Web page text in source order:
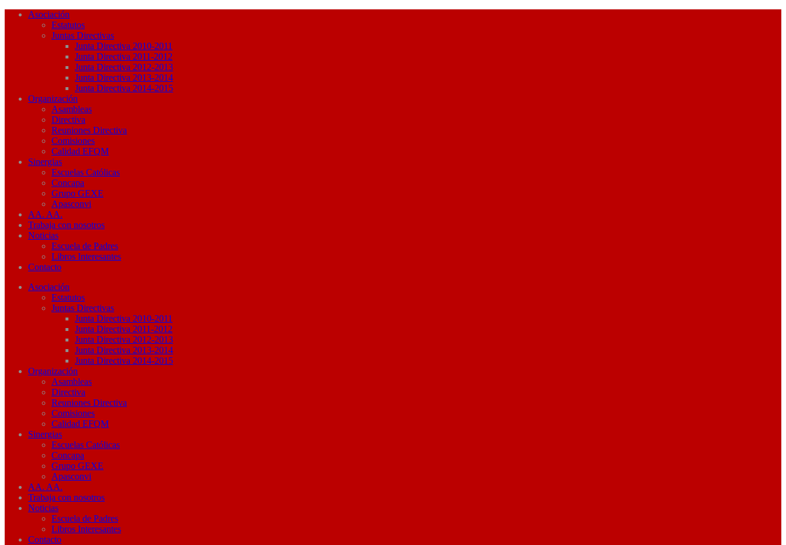
Asociación
Estatutos
Juntas Directivas
Junta Directiva 2010-2011
Junta Directiva 2011-2012
Junta Directiva 2012-2013
Junta Directiva 2013-2014
Junta Directiva 2014-2015
Organización
Asambleas
Directiva
Reuniones Directiva
Comisiones
Calidad EFQM
Sinergias
Escuelas Católicas
Concapa
Grupo GEXE
Apasconvi
AA. AA.
Trabaja con nosotros
Noticias
Escuela de Padres
Libros Interesantes
Contacto
Asociación
Estatutos
Juntas Directivas
Junta Directiva 2010-2011
Junta Directiva 2011-2012
Junta Directiva 2012-2013
Junta Directiva 2013-2014
Junta Directiva 2014-2015
Organización
Asambleas
Directiva
Reuniones Directiva
Comisiones
Calidad EFQM
Sinergias
Escuelas Católicas
Concapa
Grupo GEXE
Apasconvi
AA. AA.
Trabaja con nosotros
Noticias
Escuela de Padres
Libros Interesantes
Contacto